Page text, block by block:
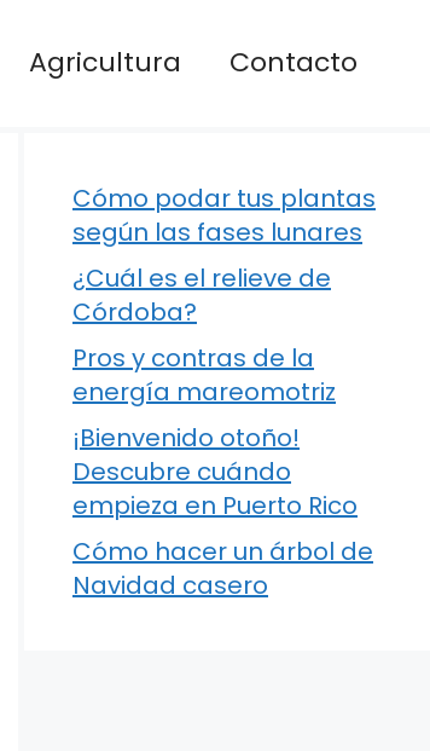
Agricultura Contacto
Cómo podar tus plantas
según las fases lunares
¿Cuál es el relieve de
Córdoba?
Pros y contras de la
energía mareomotriz
¡Bienvenido otoño!
Descubre cuándo
empieza en Puerto Rico
Cómo hacer un árbol de
Navidad casero